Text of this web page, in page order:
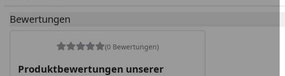
Bewertungen
(0 Bewertungen)
Produktbewertungen unserer